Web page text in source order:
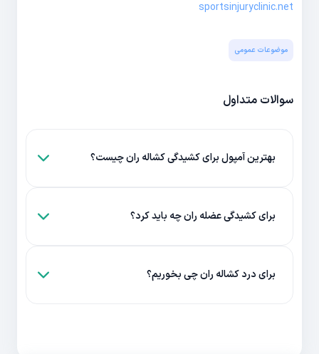
sportsinjuryclinic.net
موضوعات عمومی
سوالات متداول
بهترین آمپول برای کشیدگی کشاله ران چیست؟
برای کشیدگی عضله ران چه باید کرد؟
برای درد کشاله ران چی بخوریم؟